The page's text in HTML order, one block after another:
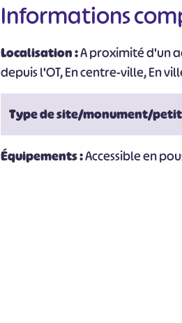
Informations
Localisation :A proximité d'un
depuis l'OT, En centre-ville, En
Type de site/monument/
Équipements :Accessible en